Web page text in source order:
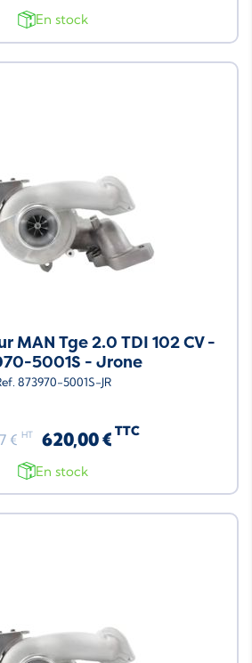
En stock
MAN Tge 2.0 TDI 102 CV -
5001S - Jrone
873970-5001S-JR
€ HT 620,00 € TTC
En stock